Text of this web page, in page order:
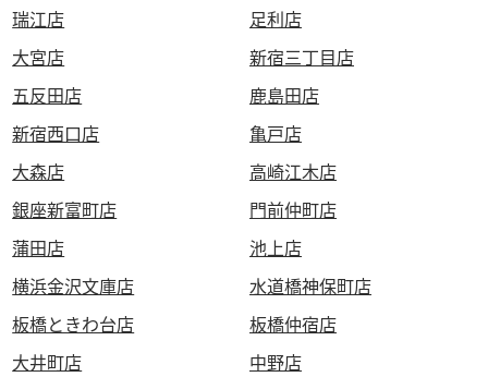
瑞江店
足利店
大宮店
新宿三丁目店
五反田店
鹿島田店
新宿西口店
亀戸店
大森店
高崎江木店
銀座新富町店
門前仲町店
蒲田店
池上店
横浜金沢文庫店
水道橋神保町店
板橋ときわ台店
板橋仲宿店
大井町店
中野店